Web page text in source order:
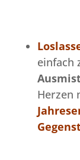
einfach
Herzen